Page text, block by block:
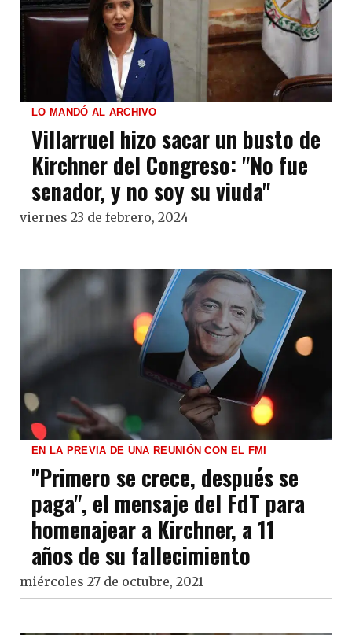
LO MANDÓ AL ARCHIVO
Villarruel hizo sacar un busto de
Kirchner del Congreso: "No fue
senador, y no soy su viuda"
viernes 23 de febrero, 2024
EN LA PREVIA DE UNA REUNIÓN CON EL FMI
"Primero se crece, después se
paga", el mensaje del FdT para
homenajear a Kirchner, a 11
años de su fallecimiento
miércoles 27 de octubre, 2021